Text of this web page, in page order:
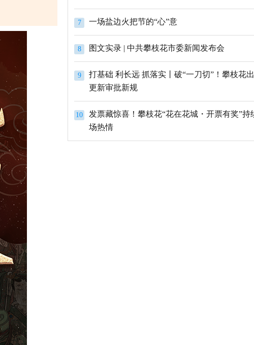
7 一场盐边火把节的“心”意
8 图文实录 | 中共攀枝花市委新闻发布会
9
打基础 利长远 抓落实丨破“一刀切”！攀枝花
更新审批新规
10
发票藏惊喜！攀枝花“花在花城・开票有奖”持
场热情